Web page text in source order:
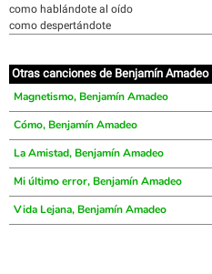
como hablándote al oído
como despertándote
Otras canciones de Benjamín Amadeo
Magnetismo, Benjamín Amadeo
Cómo, Benjamín Amadeo
La Amistad, Benjamín Amadeo
Mi último error, Benjamín Amadeo
Vida Lejana, Benjamín Amadeo